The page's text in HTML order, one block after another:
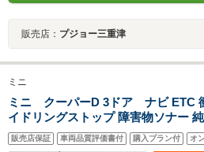
販売店： プジョー三重津
ミニ
ミニ クーパーD 3ドア ナビ ETC
イド
販売店保証 車両品質評価書付 購入プラン付 オ